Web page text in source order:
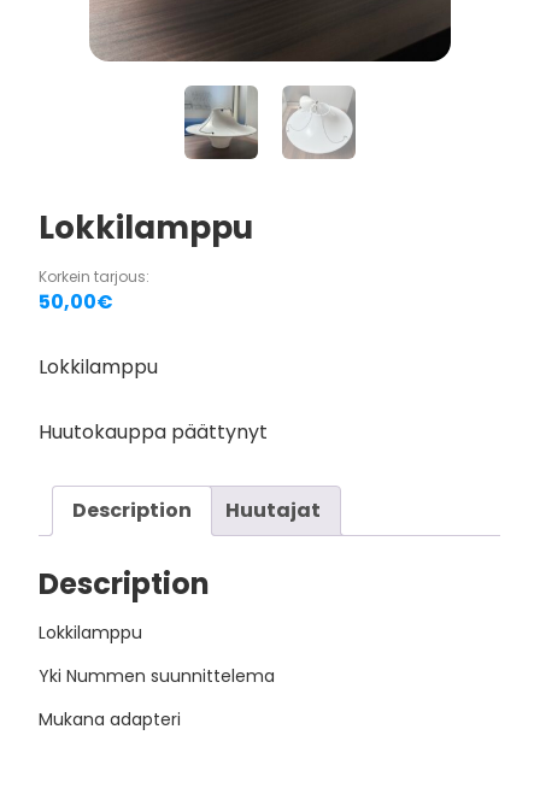
Lokkilamppu
Korkein tarjous:
50,00€
Lokkilamppu
Huutokauppa päättynyt
Description Huutajat
Description
Lokkilamppu
Yki Nummen suunnittelema
Mukana adapteri